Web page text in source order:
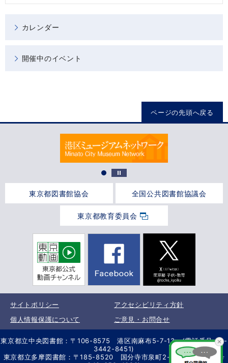
カレンダー
開催中のイベント
ページの先頭へ戻る
東京都図書館協会 全国公共図書館協議会
東京都教育委員会
サイトポリシー
アクセシビリティ方針
個人情報保護について
ご意見・お問合せ
東京都立中央図書館：〒106-8575 港区南麻布5-7-13 (電話番号 03-
3442-8451)
東京都立多摩図書館：〒185-8520 国分寺市泉町2-2-26 (電話番号